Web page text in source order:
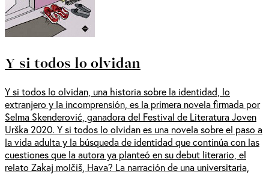
Y si todos lo olvidan
Y si todos lo olvidan, una historia sobre la identidad, lo
extranjero y la incomprensión, es la primera novela firmada por
Selma Skenderović, ganadora del Festival de Literatura Joven
Urška 2020. Y si todos lo olvidan es una novela sobre el paso a
la vida adulta y la búsqueda de identidad que continúa con las
cuestiones que la autora ya planteó en su debut literario, el
relato Zakaj molčiš, Hava? La narración de una universitaria,